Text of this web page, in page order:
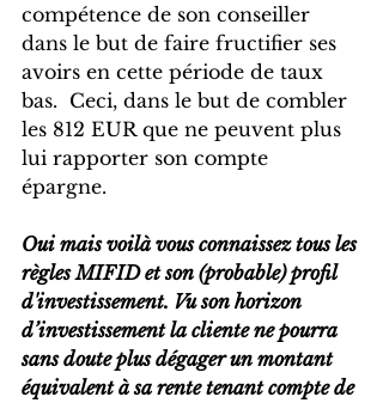
compétence de son conseiller
dans le but de faire fructifier ses
avoirs en cette période de taux
bas.  Ceci, dans le but de combler
les 812 EUR que ne peuvent plus
lui rapporter son compte
épargne.
Oui mais voilà vous connaissez tous les
règles MIFID et son (probable) profil
d'investissement. Vu son horizon
d’investissement la cliente ne pourra
sans doute plus dégager un montant
équivalent à sa rente tenant compte de